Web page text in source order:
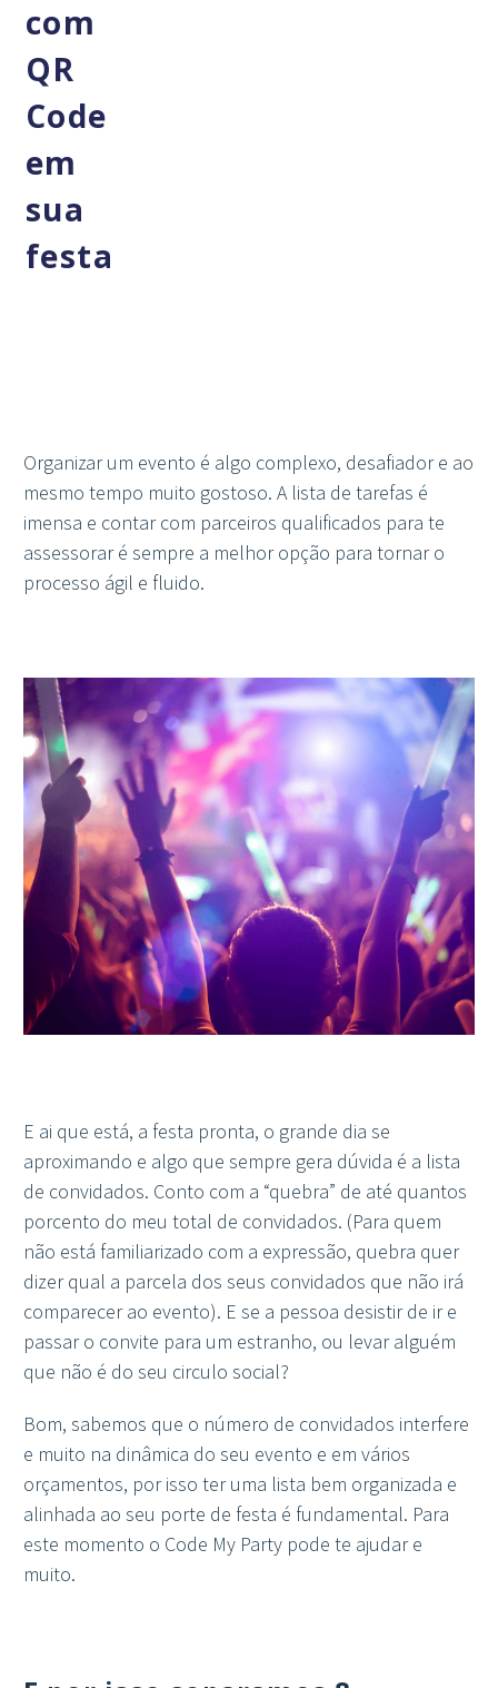
com
QR
Code
em
sua
festa
Organizar um evento é algo complexo, desafiador e ao
mesmo tempo muito gostoso. A lista de tarefas é
imensa e contar com parceiros qualificados para te
assessorar é sempre a melhor opção para tornar o
processo ágil e fluido.
E ai que está, a festa pronta, o grande dia se
aproximando e algo que sempre gera dúvida é a lista
de convidados. Conto com a “quebra” de até quantos
porcento do meu total de convidados. (Para quem
não está familiarizado com a expressão, quebra quer
dizer qual a parcela dos seus convidados que não irá
comparecer ao evento). E se a pessoa desistir de ir e
passar o convite para um estranho, ou levar alguém
que não é do seu circulo social?
Bom, sabemos que o número de convidados interfere
e muito na dinâmica do seu evento e em vários
orçamentos, por isso ter uma lista bem organizada e
alinhada ao seu porte de festa é fundamental. Para
este momento o Code My Party pode te ajudar e
muito.